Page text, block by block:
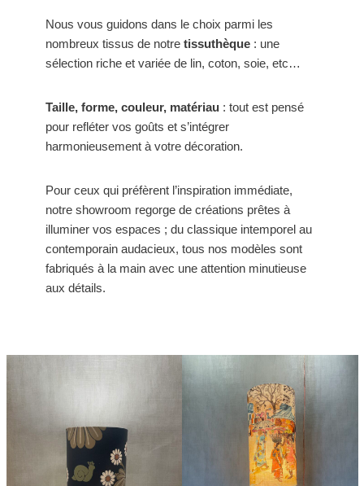
Nous vous guidons dans le choix parmi les
nombreux tissus de notre tissuthèque : une
sélection riche et variée de lin, coton, soie, etc…
Taille, forme, couleur, matériau : tout est pensé
pour refléter vos goûts et s’intégrer
harmonieusement à votre décoration.
Pour ceux qui préfèrent l’inspiration immédiate,
notre showroom regorge de créations prêtes à
illuminer vos espaces ; du classique intemporel au
contemporain audacieux, tous nos modèles sont
fabriqués à la main avec une attention minutieuse
aux détails.